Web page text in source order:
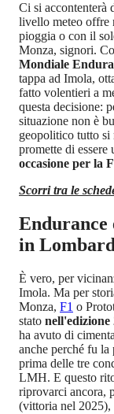
Ci si accontenterà
livello meteo offre
pioggia o con il
Monza, signori.
Mondiale
tappa ad Imola,
fatto volentieri a
questa decisione:
situazione non è
geopolitico tutto si
promette di essere
occasione per la
Scorri tra le
Endurance
in
È vero, per
Imola. Ma per
Monza, F1 o
stato nell'edizione
ha avuto di
anche perché fu
prima delle tre
LMH. E questo
riprovarci ancora,
(vittoria nel 2025),